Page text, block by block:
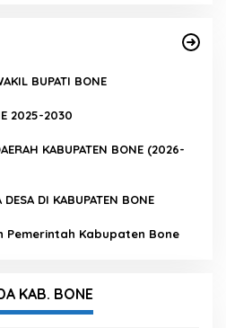
BUPATI BONE
2025-2030
KABUPATEN BONE (2026-
DESA DI KABUPATEN BONE
Kabupaten Bone
KAB. BONE